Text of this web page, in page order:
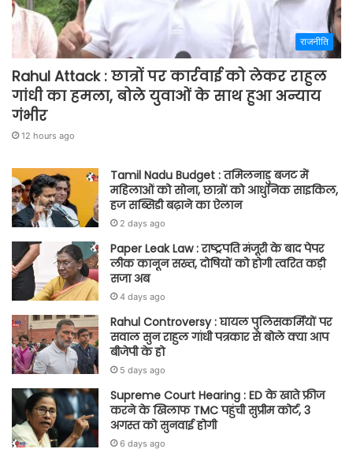
राजनीति
Rahul Attack : छात्रों पर कार्रवाई को लेकर राहुल
गांधी का हमला, बोले युवाओं के साथ हुआ अन्याय
गंभीर
12 hours ago
Tamil Nadu Budget : तमिलनाडु बजट में
महिलाओं को सोना, छात्रों को आधुनिक साइकिल,
हज सब्सिडी बढ़ाने का ऐलान
2 days ago
Paper Leak Law : राष्ट्रपति मंजूरी के बाद पेपर
लीक कानून सख्त, दोषियों को होगी त्वरित कड़ी
सजा अब
4 days ago
Rahul Controversy : घायल पुलिसकर्मियों पर
सवाल सुन राहुल गांधी पत्रकार से बोले क्या आप
बीजेपी के हो
5 days ago
Supreme Court Hearing : ED के खाते फ्रीज
करने के खिलाफ TMC पहुंची सुप्रीम कोर्ट, 3
अगस्त को सुनवाई होगी
6 days ago